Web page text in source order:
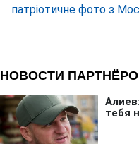
патріотичне фото з